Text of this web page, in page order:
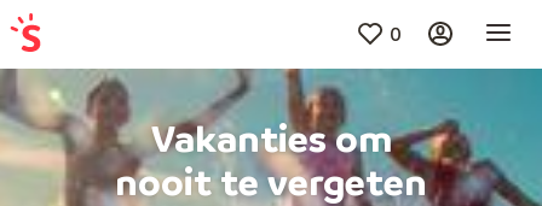
0
Vakanties om
nooit te vergeten